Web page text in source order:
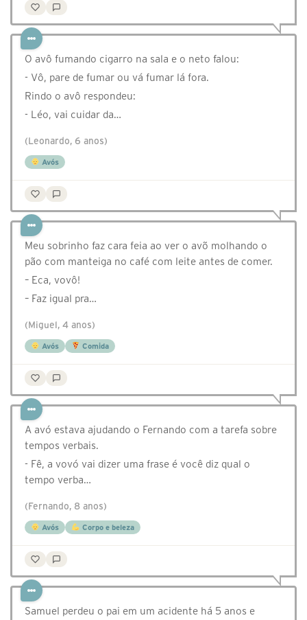
O avô fumando cigarro na sala e o neto falou:
- Vô, pare de fumar ou vá fumar lá fora.
Rindo o avô respondeu:
- Léo, vai cuidar da…
(Leonardo, 6 anos)
Avós
Meu sobrinho faz cara feia ao ver o avõ molhando o
pão com manteiga no café com leite antes de comer.
– Eca, vovô!
– Faz igual pra…
(Miguel, 4 anos)
Avós Comida
A avó estava ajudando o Fernando com a tarefa sobre
tempos verbais.
- Fê, a vovó vai dizer uma frase é você diz qual o
tempo verba…
(Fernando, 8 anos)
Avós Corpo e beleza
Samuel perdeu o pai em um acidente há 5 anos e